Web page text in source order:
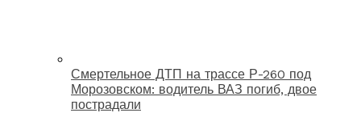
Смертельное ДТП на трассе Р-260 под
Морозовском: водитель ВАЗ погиб, двое
пострадали